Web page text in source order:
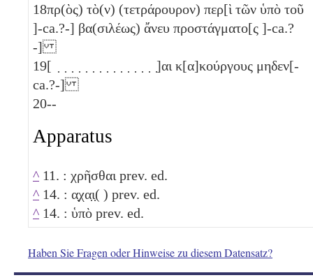
18πρ(ὸς) τὸ(ν) (τετράρουρον) περ[ὶ τῶν ὑπὸ τοῦ
]-ca.?-] βα(σιλέως) ἄνευ προστάγματο[ς ]-ca.?
-]
19[ ̣ ̣ ̣ ̣ ̣ ̣ ̣ ̣ ̣ ̣ ̣ ̣ ̣ ̣ ̣]αι κ[α]κούργους μηδεν[-
ca.?-]
20--
Apparatus
^ 11. : χρῆσθαι prev. ed.
^ 14. : α̣χα̣ι̣( ) prev. ed.
^ 14. : ὑπὸ prev. ed.
Haben Sie Fragen oder Hinweise zu diesem Datensatz?